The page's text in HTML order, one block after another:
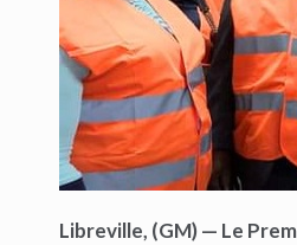
Libreville, (GM) — Le